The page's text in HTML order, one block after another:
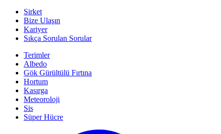
Şirket
Bize Ulaşın
Kariyer
Sıkça Sorulan Sorular
Terimler
Albedo
Gök Gürültülü Fırtına
Hortum
Kasırga
Meteoroloji
Sis
Süper Hücre